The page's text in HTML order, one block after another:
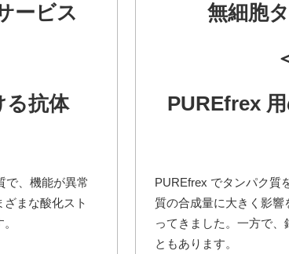
ービス
る抗体
、 機能が異常
まな酸化スト
無細胞
PUREfrex
PUREfrex でタンパク質
質の合成量に大きく影
ってきました。一方で
ともあります。